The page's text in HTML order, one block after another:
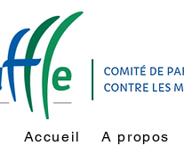
Accueil A propos